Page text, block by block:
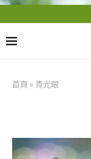
首頁 » 青光眼